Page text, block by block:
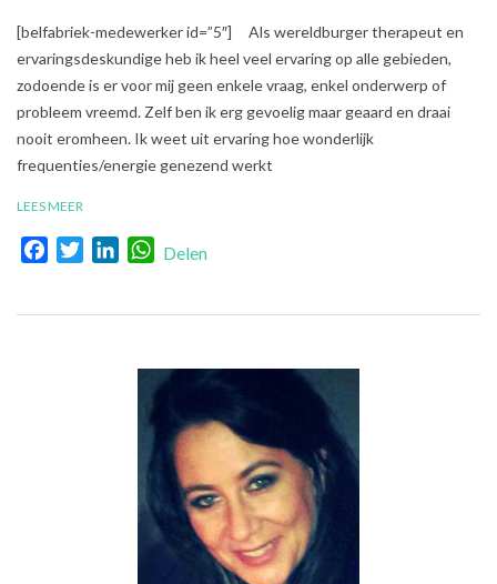
2017-
[belfabriek-medewerker id=”5″] Als wereldburger therapeut en
ervaringsdeskundige heb ik heel veel ervaring op alle gebieden,
zodoende is er voor mij geen enkele vraag, enkel onderwerp of
probleem vreemd. Zelf ben ik erg gevoelig maar geaard en draai
nooit eromheen. Ik weet uit ervaring hoe wonderlijk
frequenties/energie genezend werkt
LEES MEER
FacebookTwitterLinkedInWhatsApp
Delen